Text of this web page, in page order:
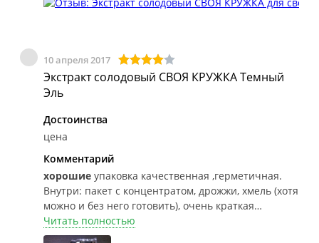
использую холодильник - кегератор и углекислоту -
карбонизация) Часть пива выпивается прямо из
кега с помощью специального крана, часть - по
бутылкам для друзей. На фото - Жигулевское из
набора, купленного в РД, 10 день после покупки
набора.
10 апреля 2017
Экстракт солодовый СВОЯ КРУЖКА Темный
Эль
Достоинства
цена
Комментарий
хорошие упаковка качественная ,герметичная.
Внутри: пакет с концентратом, дрожжи, хмель (хотя
можно и без него готовить), очень краткая
инструкция:-). При варке сусла появляется
приятный запах как в пекарне. Пахнет хлебом.
Читать полностью